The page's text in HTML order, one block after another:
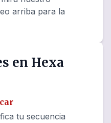
arriba para la
en Hexa
tu secuencia